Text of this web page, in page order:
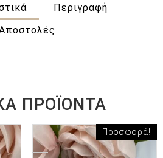
Περιγραφή
ΠΡΟΪΌΝΤΑ
Προσφορά!